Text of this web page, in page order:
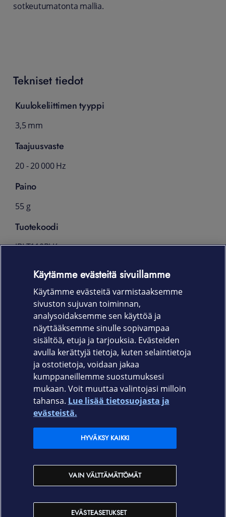
sotkeutumatonta mallia.
Tekniset tiedot
Kuulokeliittimen tyyppi
3,5 mm
Taajuusvaste
20 - 20 000 Hz
Paino
55 g
Tuotekoodi
JBLT110BLK
Pakkauksen sisältö
JBL T110 in-ear -kuulokkeet
Korvatyynyt (S, M, L)
Varoituskortti
Takuukortti
Elisa.fi
Elisan myymälät
Käytämme evästeitä sivuillamme
Käytämme evästeitä varmistaaksemme
sivuston sujuvan toiminnan,
analysoidaksemme sen käyttöä ja
näyttääksemme sinulle sopivampaa
sisältöä, etuja ja tarjouksia. Evästeiden
avulla kerättyjä tietoja, kuten selaintietoja
ja ostotietoja, voidaan jakaa
kumppaneillemme suostumuksesi
mukaan. Voit muuttaa valintojasi milloin
tahansa. Lue lisää tietosuojasta ja
evästeistä.
EVÄSTEASETUKSET
VAIN VÄLTTÄMÄTTÖMÄT
HYVÄKSY KAIKKI